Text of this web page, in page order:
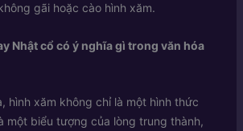
gãi hoặc cào hình xăm.
Nhật cổ có ý nghĩa gì trong văn hóa
hình xăm không chỉ là một hình thức
một biểu tượng của lòng trung thành,